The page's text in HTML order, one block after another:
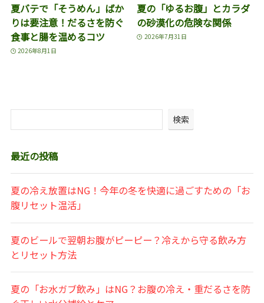
夏バテで「そうめん」ばか
りは要注意！だるさを防ぐ
食事と腸を温めるコツ
2026年8月1日
夏の「ゆるお腹」とカラダ
の砂漠化の危険な関係
2026年7月31日
検索
最近の投稿
夏の冷え放置はNG！今年の冬を快適に過ごすための「お
腹リセット温活」
夏のビールで翌朝お腹がピーピー？冷えから守る飲み方
とリセット方法
夏の「お水ガブ飲み」はNG？お腹の冷え・重だるさを防